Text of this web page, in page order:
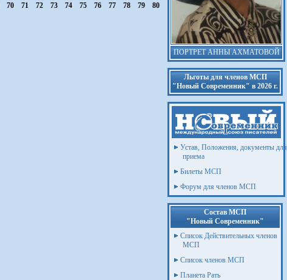
70 71 72 73 74 75 76 77 78 79
80
ПОРТРЕТ АННЫ АХМАТОВОЙ
Льготы для членов МСП
"Новый Современник" в 2026 г.
Устав, Положения, документы для
приема
Билеты МСП
Форум для членов МСП
Состав МСП
"Новый Современник"
Список Действительных членов
МСП
Список членов МСП
Планета Рать